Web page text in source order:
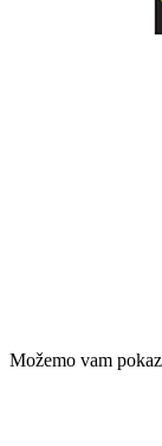
Možemo vam